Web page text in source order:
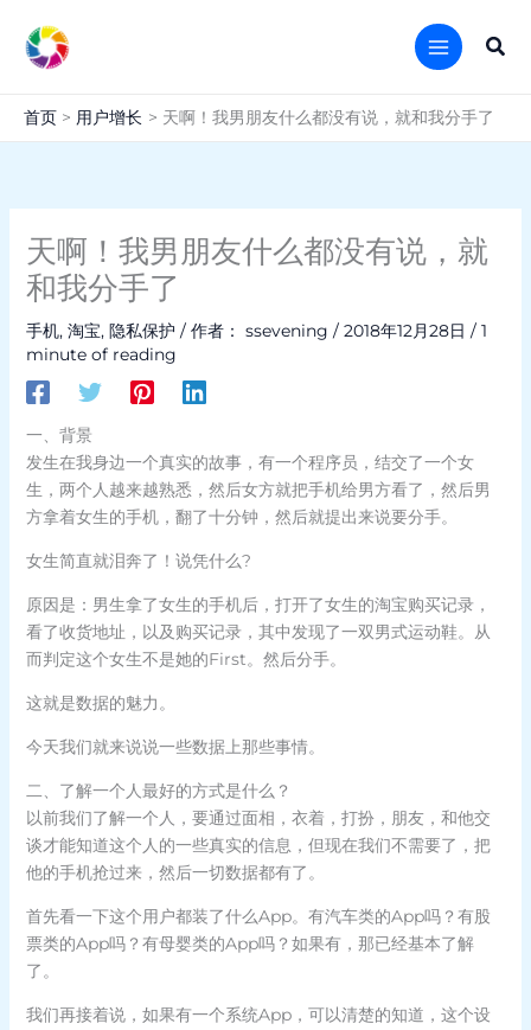
搜
首页 用户增长 天啊！我男朋友什么都没有说，就和我分手了
天啊！我男朋友什么都没有说，就
和我分手了
手机, 淘宝, 隐私保护 / 作者： ssevening / 2018年12月28日 / 1
minute of reading
一、背景
发生在我身边一个真实的故事，有一个程序员，结交了一个女
生，两个人越来越熟悉，然后女方就把手机给男方看了，然后男
方拿着女生的手机，翻了十分钟，然后就提出来说要分手。
女生简直就泪奔了！说凭什么?
原因是：男生拿了女生的手机后，打开了女生的淘宝购买记录，
看了收货地址，以及购买记录，其中发现了一双男式运动鞋。从
而判定这个女生不是她的First。然后分手。
这就是数据的魅力。
今天我们就来说说一些数据上那些事情。
二、了解一个人最好的方式是什么？
以前我们了解一个人，要通过面相，衣着，打扮，朋友，和他交
谈才能知道这个人的一些真实的信息，但现在我们不需要了，把
他的手机抢过来，然后一切数据都有了。
首先看一下这个用户都装了什么App。有汽车类的App吗？有股
票类的App吗？有母婴类的App吗？如果有，那已经基本了解
了。
我们再接着说，如果有一个系统App，可以清楚的知道，这个设